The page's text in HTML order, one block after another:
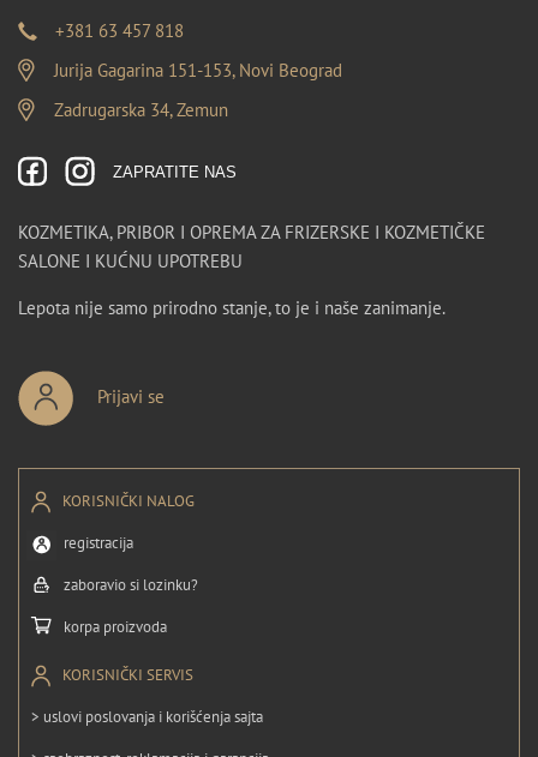
+381 63 457 818
Jurija Gagarina 151-153, Novi Beograd
Zadrugarska 34, Zemun
ZAPRATITE NAS
KOZMETIKA, PRIBOR I OPREMA ZA FRIZERSKE I KOZMETIČKE
SALONE I KUĆNU UPOTREBU
Lepota nije samo prirodno stanje, to je i naše zanimanje.
Prijavi se
KORISNIČKI NALOG
registracija
zaboravio si lozinku?
korpa proizvoda
KORISNIČKI SERVIS
> uslovi poslovanja i korišćenja sajta